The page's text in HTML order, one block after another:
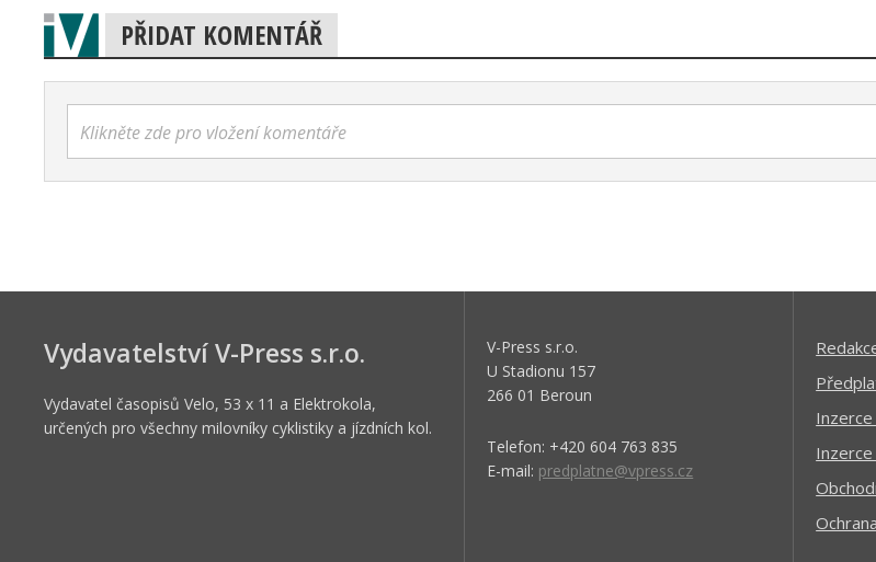
PŘIDAT KOMENTÁŘ
Klikněte zde pro vložení komentáře
Vydavatelství V-Press s.r.o.
Vydavatel časopisů Velo, 53 x 11 a Elektrokola,
určených pro všechny milovníky cyklistiky a jízdních kol.
V-Press s.r.o.
U Stadionu 157
266 01 Beroun
Telefon: +420 604 763 835
E-mail: predplatne@vpress.cz